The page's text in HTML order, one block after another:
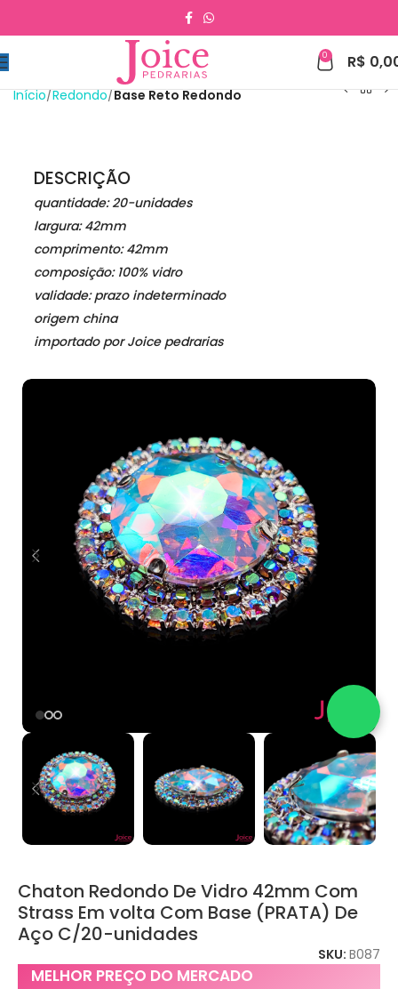
0 R$
Início Redondo Base Reto Redondo
DESCRIÇÃO
quantidade: 20-unidades
largura: 42mm
comprimento: 42mm
composição: 100% vidro
validade: prazo indeterminado
origem china
importado por Joice pedrarias
Chaton Redondo De Vidro 42mm Com
Strass Em volta Com Base (PRATA) De
Aço C/20-unidades
SKU: B087
MELHOR PREÇO DO MERCADO